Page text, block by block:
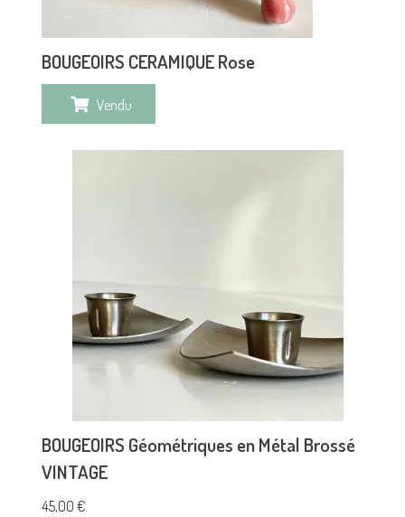
BOUGEOIRS CERAMIQUE Rose
Vendu
BOUGEOIRS Géométriques en Métal Brossé
VINTAGE
45,00 €